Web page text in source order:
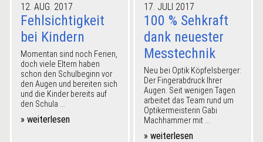
12. AUG. 2017
Fehlsichtigkeit
bei Kindern
Momentan sind noch Ferien,
doch viele Eltern haben
schon den Schulbeginn vor
den Augen und bereiten sich
und die Kinder bereits auf
den Schula ...
» weiterlesen
17. JULI 2017
100 % Sehkraft
dank neuester
Messtechnik
Neu bei Optik Köpfelsberger:
Der Fingerabdruck Ihrer
Augen. Seit wenigen Tagen
arbeitet das Team rund um
Optikermeisterin Gabi
Machhammer mit ...
» weiterlesen